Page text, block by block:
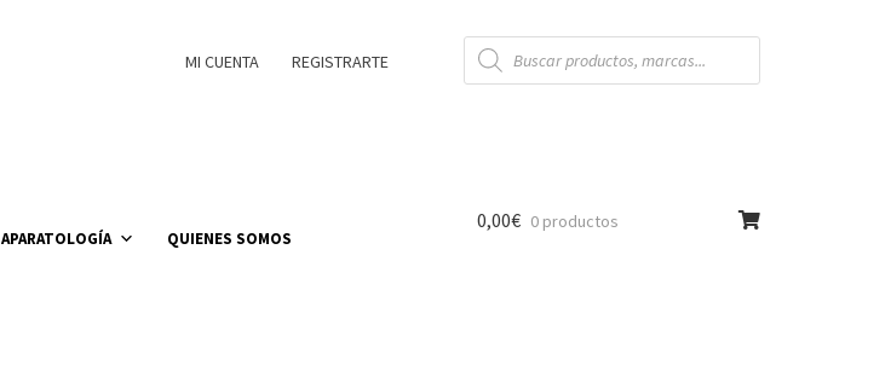
MI CUENTA REGISTRARTE
Búsqueda
de
productos
APARATOLOGÍA QUIENES SOMOS
0,00€ 0 productos